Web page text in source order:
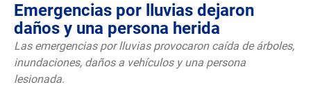
Emergencias por lluvias dejaron
daños y una persona herida
Las emergencias por lluvias provocaron caída de árboles,
inundaciones, daños a vehículos y una persona
lesionada.